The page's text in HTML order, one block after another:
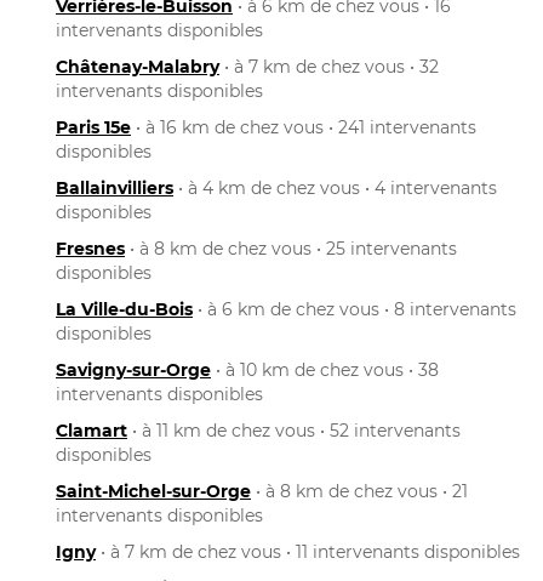
Verrières-le-Buisson • à 6 km de chez vous • 16
intervenants disponibles
Châtenay-Malabry• à 7 km de chez vous • 32
intervenants disponibles
Paris 15e • à 16 km de chez vous • 241 intervenants
disponibles
Ballainvilliers • à 4 km de chez vous • 4 intervenants
disponibles
Fresnes • à 8 km de chez vous • 25 intervenants
disponibles
La Ville-du-Bois • à 6 km de chez vous • 8 intervenants
disponibles
Savigny-sur-Orge • à 10 km de chez vous • 38
intervenants disponibles
Clamart • à 11 km de chez vous • 52 intervenants
disponibles
Saint-Michel-sur-Orge • à 8 km de chez vous • 21
intervenants disponibles
Igny• à 7 km de chez vous • 11 intervenants disponibles